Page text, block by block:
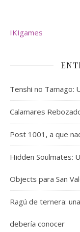
IKIgames
Tenshi no Tamago:
Calamares
Post 1001, a que
Hidden Soulmates:
Objects para San
Ragú de ternera:
debería conocer